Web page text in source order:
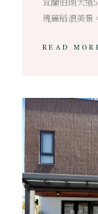
瑰麗稻浪美景。
READ